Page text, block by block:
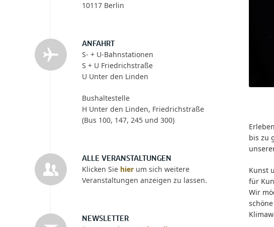
10117 Berlin
ANFAHRT
S- + U-Bahnstationen
S + U Friedrichstraße
U Unter den Linden
Bushaltestelle
H Unter den Linden, Friedrichstraße
(Bus 100, 147, 245 und 300)
ALLE VERANSTALTUNGEN
Klicken Sie hier um sich weitere
Veranstaltungen anzeigen zu lassen.
NEWSLETTER
bis zu
Kunst
für
Wir